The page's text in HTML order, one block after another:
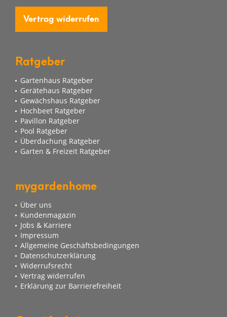
Vertrag widerrufen
Ratgeber
Gartenhaus Ratgeber
Gerätehaus Ratgeber
Gewächshaus Ratgeber
Hochbeet Ratgeber
Pavillon Ratgeber
Pool Ratgeber
Überdachung Ratgeber
Garten & Freizeit Ratgeber
mygardenhome
Über uns
Kundenmagazin
Jobs & Karriere
Impressum
Allgemeine Geschäftsbedingungen
Datenschutzerklärung
Widerrufsrecht
Vertrag widerrufen
Erklärung zur Barrierefreiheit